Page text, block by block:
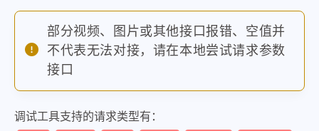
部分视频、图片或其他接口报错、空值并
不代表无法对接，请在本地尝试请求参数
接口
调试工具支持的请求类型有：